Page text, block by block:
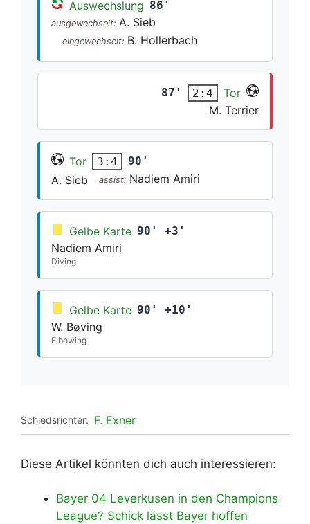
Auswechslung 86'
ausgewechselt: A. Sieb
eingewechselt: B. Hollerbach
87' 2:4
Tor
M. Terrier
Tor 3:4 90'
A. Sieb assist: Nadiem Amiri
Gelbe Karte 90' +3'
Nadiem Amiri
Diving
Gelbe Karte 90' +10'
W. Bøving
Elbowing
Schiedsrichter: F. Exner
Diese Artikel könnten dich auch interessieren:
Bayer 04 Leverkusen in den Champions
League? Schick lässt Bayer hoffen